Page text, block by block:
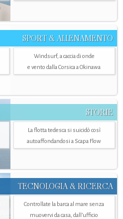
SPORT & ALLENAMENTO
Windsurf, a caccia di onde
e vento dalla Corsica a Okinawa
STORIE
La flotta tedesca si suicidò così
autoaffondandosi a Scapa Flow
TECNOLOGIA & RICERCA
Controllate la barca al mare senza
muovervi da casa, dall’ufficio